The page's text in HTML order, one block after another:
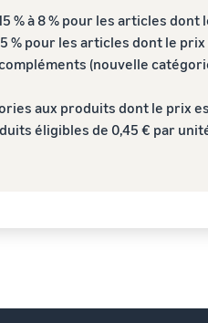
% à 8 % pour les articles dont
% pour les articles dont le
(nouvelle
aux produits dont le prix
éligibles de 0,45 € par